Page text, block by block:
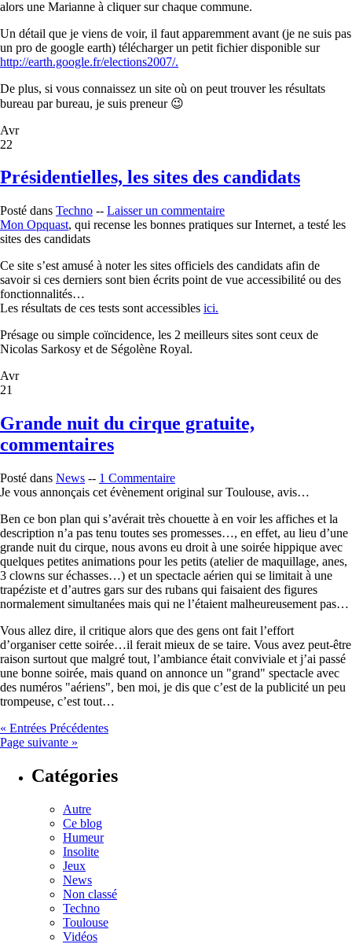
alors une Marianne à cliquer sur chaque commune.
Un détail que je viens de voir, il faut apparemment avant (je ne suis pas
un pro de google earth) télécharger un petit fichier disponible sur
http://earth.google.fr/elections2007/.
De plus, si vous connaissez un site où on peut trouver les résultats
bureau par bureau, je suis preneur 😉
Avr
22
Présidentielles, les sites des candidats
Posté dans Techno -- Laisser un commentaire
Mon Opquast, qui recense les bonnes pratiques sur Internet, a testé les
sites des candidats
Ce site s’est amusé à noter les sites officiels des candidats afin de
savoir si ces derniers sont bien écrits point de vue accessibilité ou des
fonctionnalités…
Les résultats de ces tests sont accessibles ici.
Présage ou simple coïncidence, les 2 meilleurs sites sont ceux de
Nicolas Sarkosy et de Ségolène Royal.
Avr
21
Grande nuit du cirque gratuite,
commentaires
Posté dans News -- 1 Commentaire
Je vous annonçais cet évènement original sur Toulouse, avis…
Ben ce bon plan qui s’avérait très chouette à en voir les affiches et la
description n’a pas tenu toutes ses promesses…, en effet, au lieu d’une
grande nuit du cirque, nous avons eu droit à une soirée hippique avec
quelques petites animations pour les petits (atelier de maquillage, anes,
3 clowns sur échasses…) et un spectacle aérien qui se limitait à une
trapéziste et d’autres gars sur des rubans qui faisaient des figures
normalement simultanées mais qui ne l’étaient malheureusement pas…
Vous allez dire, il critique alors que des gens ont fait l’effort
d’organiser cette soirée…il ferait mieux de se taire. Vous avez peut-être
raison surtout que malgré tout, l’ambiance était conviviale et j’ai passé
une bonne soirée, mais quand on annonce un "grand" spectacle avec
des numéros "aériens", ben moi, je dis que c’est de la publicité un peu
trompeuse, c’est tout…
« Entrées Précédentes
Page suivante »
Catégories
Autre
Ce blog
Humeur
Insolite
Jeux
News
Non classé
Techno
Toulouse
Vidéos